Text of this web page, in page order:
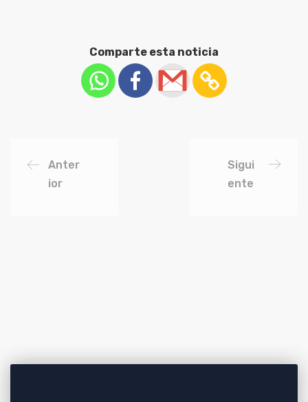
Comparte esta noticia
Anter
ior
Sigui
ente